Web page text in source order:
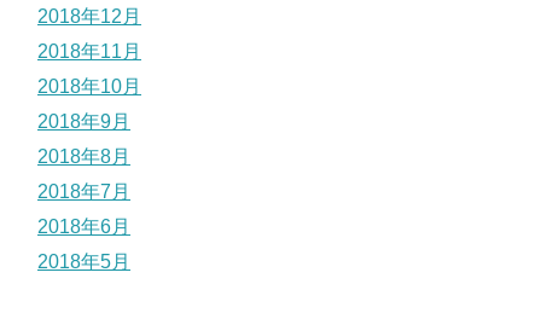
2018年12月
2018年11月
2018年10月
2018年9月
2018年8月
2018年7月
2018年6月
2018年5月